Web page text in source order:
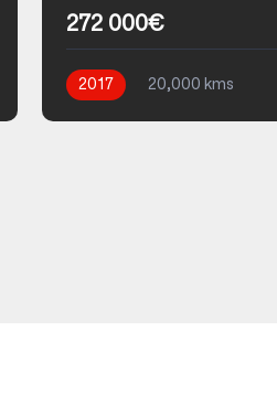
272 000€
2017
20,000 kms